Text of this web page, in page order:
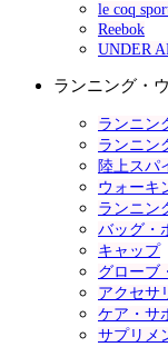
le coq
Reebok
UNDER
ランニング・
ランニン
ランニン
陸上スパ
ウォーキ
ランニン
バッグ・
キャップ
グローブ
アクセサ
ケア・サ
サプリメ